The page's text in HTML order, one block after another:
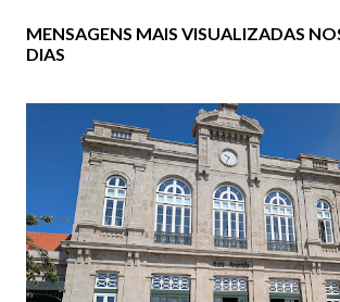
MENSAGENS MAIS VISUALIZADAS
DIAS